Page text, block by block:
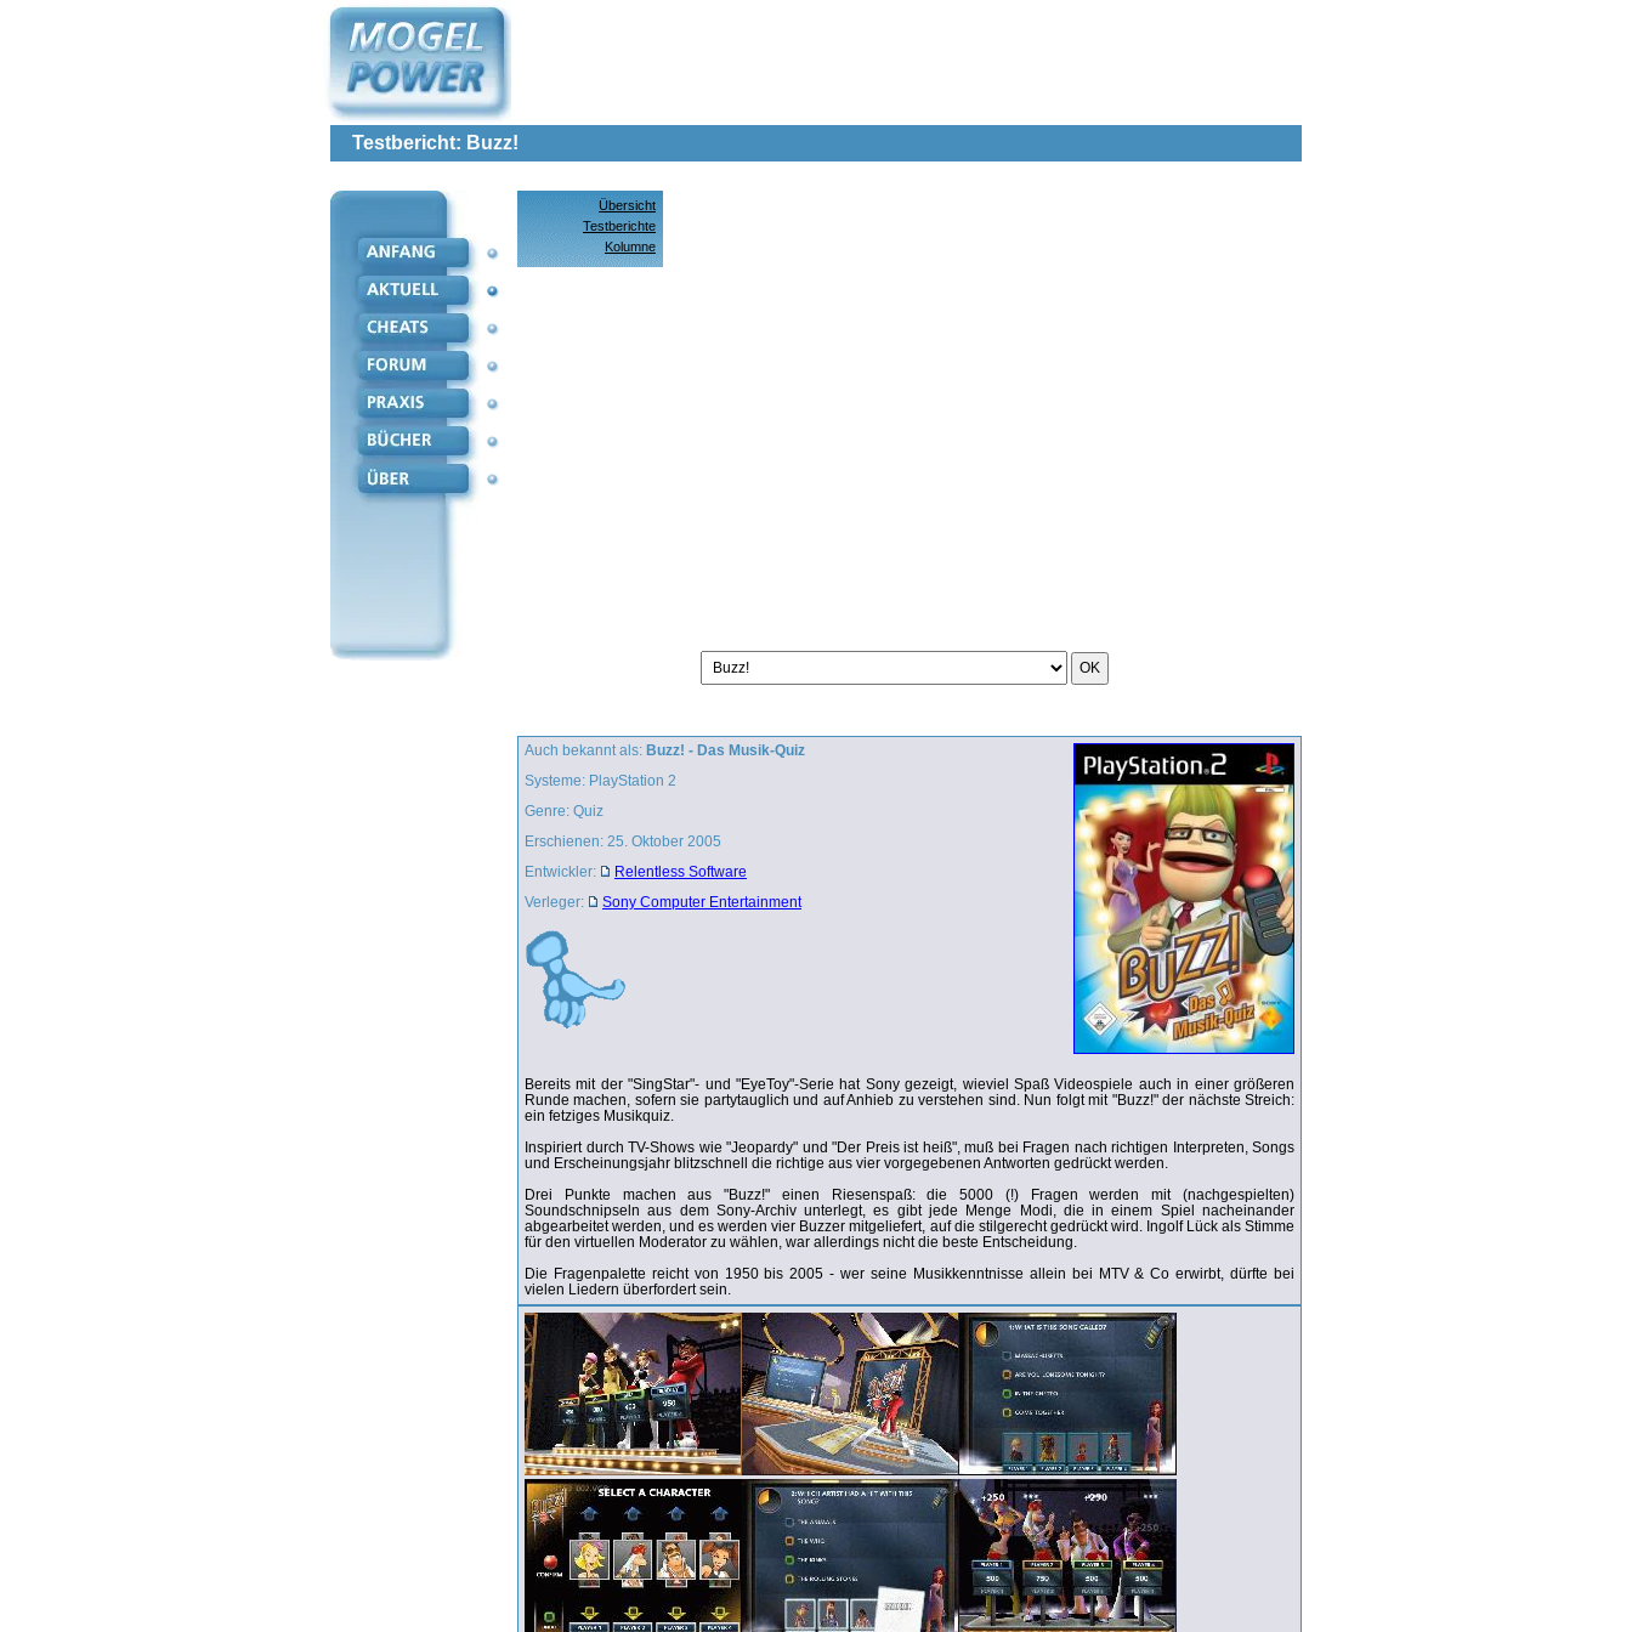
Testbericht: Buzz!
Übersicht
Testberichte
Kolumne
Auch bekannt als: Buzz! - Das Musik-Quiz
Systeme: PlayStation 2
Genre: Quiz
Erschienen: 25. Oktober 2005
Entwickler:
Relentless Software
Verleger:
Sony Computer Entertainment
Bereits mit der "SingStar"- und "EyeToy"-Serie hat Sony gezeigt, wieviel Spaß Videospiele auch in einer größeren
Runde machen, sofern sie partytauglich und auf Anhieb zu verstehen sind. Nun folgt mit "Buzz!" der nächste Streich:
ein fetziges Musikquiz.
Inspiriert durch TV-Shows wie "Jeopardy" und "Der Preis ist heiß", muß bei Fragen nach richtigen Interpreten, Songs
und Erscheinungsjahr blitzschnell die richtige aus vier vorgegebenen Antworten gedrückt werden.
Drei Punkte machen aus "Buzz!" einen Riesenspaß: die 5000 (!) Fragen werden mit (nachgespielten)
Soundschnipseln aus dem Sony-Archiv unterlegt, es gibt jede Menge Modi, die in einem Spiel nacheinander
abgearbeitet werden, und es werden vier Buzzer mitgeliefert, auf die stilgerecht gedrückt wird. Ingolf Lück als Stimme
für den virtuellen Moderator zu wählen, war allerdings nicht die beste Entscheidung.
Die Fragenpalette reicht von 1950 bis 2005 - wer seine Musikkenntnisse allein bei MTV & Co erwirbt, dürfte bei
vielen Liedern überfordert sein.